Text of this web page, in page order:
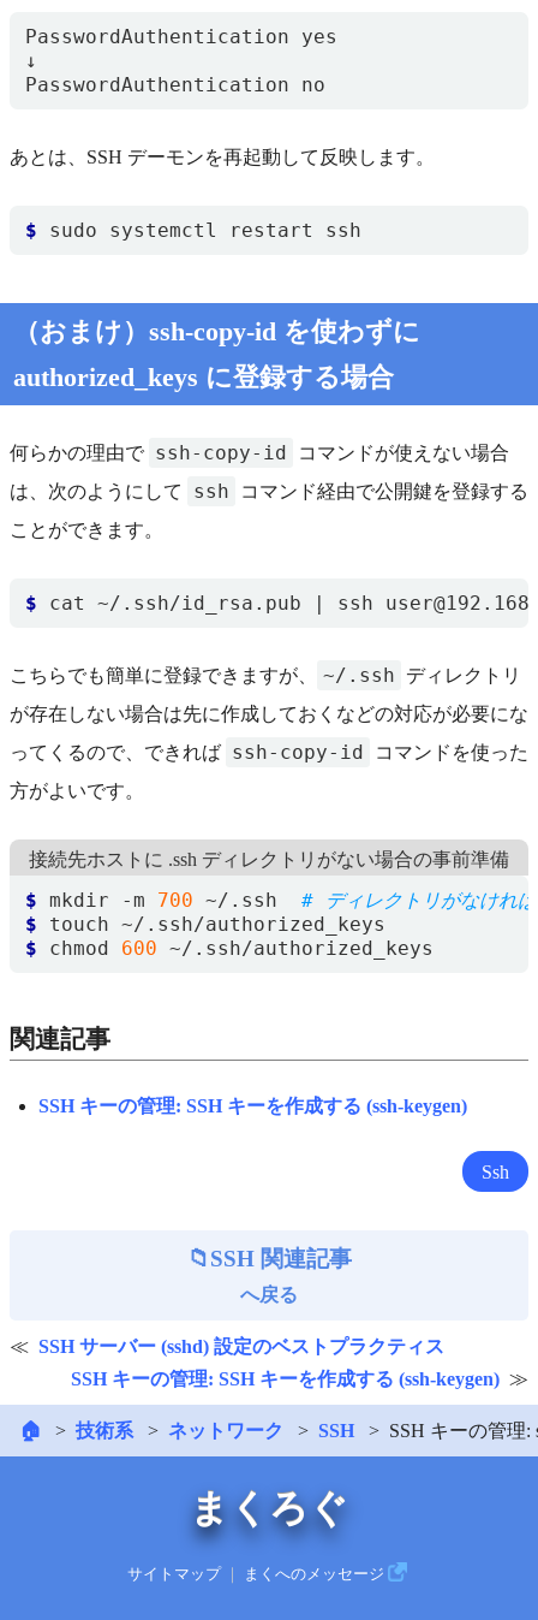
PasswordAuthentication yes
↓
あとは、SSH デーモンを再起動して反映します。
$
（おまけ）ssh-copy-id を使わずに
authorized_keys に登録する場合
何らかの理由で ssh-copy-id
コマンドが使えない場合
は、次のようにして
ssh
コマンド経由で公開鍵を登録する
ことができます。
$ cat ~/.ssh/id_rsa.pub | ssh
こちらでも簡単に登録できますが、 ~/.ssh
ディレクトリ
が存在しない場合は先に作成しておくなどの対応が必要にな
ってくるので、できれば ssh-copy-id
コマンドを使った
方がよいです。
接続先ホストに .ssh ディレクトリがない場合の事前準備
$ mkdir -m 700 ~/.ssh # ディレクトリがなけれ
$
$ chmod 600
関連記事
SSH キーの管理: SSH キーを作成する (ssh-keygen)
Ssh
SSH 関連記事
へ戻る
SSH サーバー (sshd) 設定のベストプラクティス
SSH キーの管理: SSH キーを作成する (ssh-keygen)
🏠 技術系 ネットワーク SSH SSH キーの管理
まくろぐ
サイトマップ まくへのメッセージ